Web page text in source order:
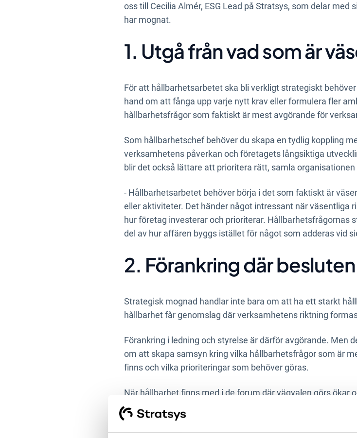
oss till Cecilia Almér, ESG Lead på Stratsys, som delar
har mognat.
1. Utgå från vad som är
För att hållbarhetsarbetet ska bli verkligt strategiskt
hand om att fånga upp varje nytt krav eller formulera fler
hållbarhetsfrågor som faktiskt är mest avgörande för
Som hållbarhetschef behöver du skapa en tydlig koppling
verksamhetens påverkan och företagets långsiktiga
blir det också lättare att prioritera rätt, samla
- Hållbarhetsarbetet behöver börja i det som faktiskt är
eller aktiviteter. Det händer något intressant när väsentliga
hur företag investerar och prioriterar. Hållbarhetsfrågornas
del av hur affären byggs istället för något som adderas vid
2. Förankring där
Strategisk mognad handlar inte bara om att ha ett starkt
hållbarhet får genomslag där verksamhetens riktning
Förankring i ledning och styrelse är därför avgörande. Men
om att skapa samsyn kring vilka hållbarhetsfrågor som är
finns och vilka prioriteringar som behöver göras.
När hållbarhet finns med i de forum där vägvalen görs ökar
samlat i organisationen.
- I slutändan handlar det om riktning. När ledningen delar